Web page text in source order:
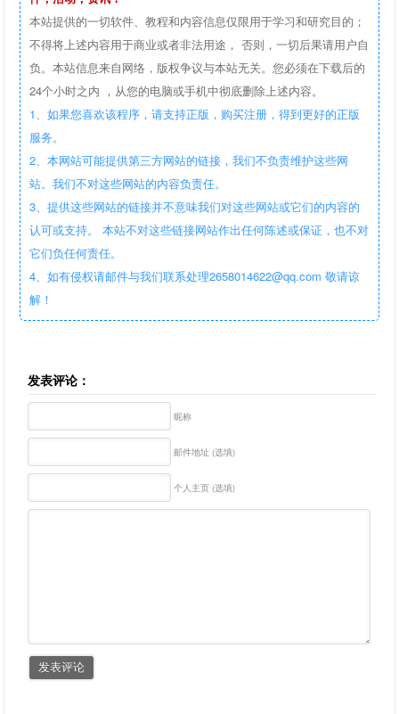
本站提供的一切软件、教程和内容信息仅限用于学习和研究目的；
不得将上述内容用于商业或者非法用途， 否则，一切后果请用户自
负。本站信息来自网络，版权争议与本站无关。您必须在下载后的
24个小时之内 ，从您的电脑或手机中彻底删除上述内容。
1、如果您喜欢该程序，请支持正版，购买注册，得到更好的正版
服务。
2、本网站可能提供第三方网站的链接，我们不负责维护这些网
站。我们不对这些网站的内容负责任。
3、提供这些网站的链接并不意味我们对这些网站或它们的内容的
认可或支持。 本站不对这些链接网站作出任何陈述或保证，也不对
它们负任何责任。
4、如有侵权请邮件与我们联系处理2658014622@qq.com 敬请谅
解！
发表评论：
昵称
邮件地址 (选填)
个人主页 (选填)